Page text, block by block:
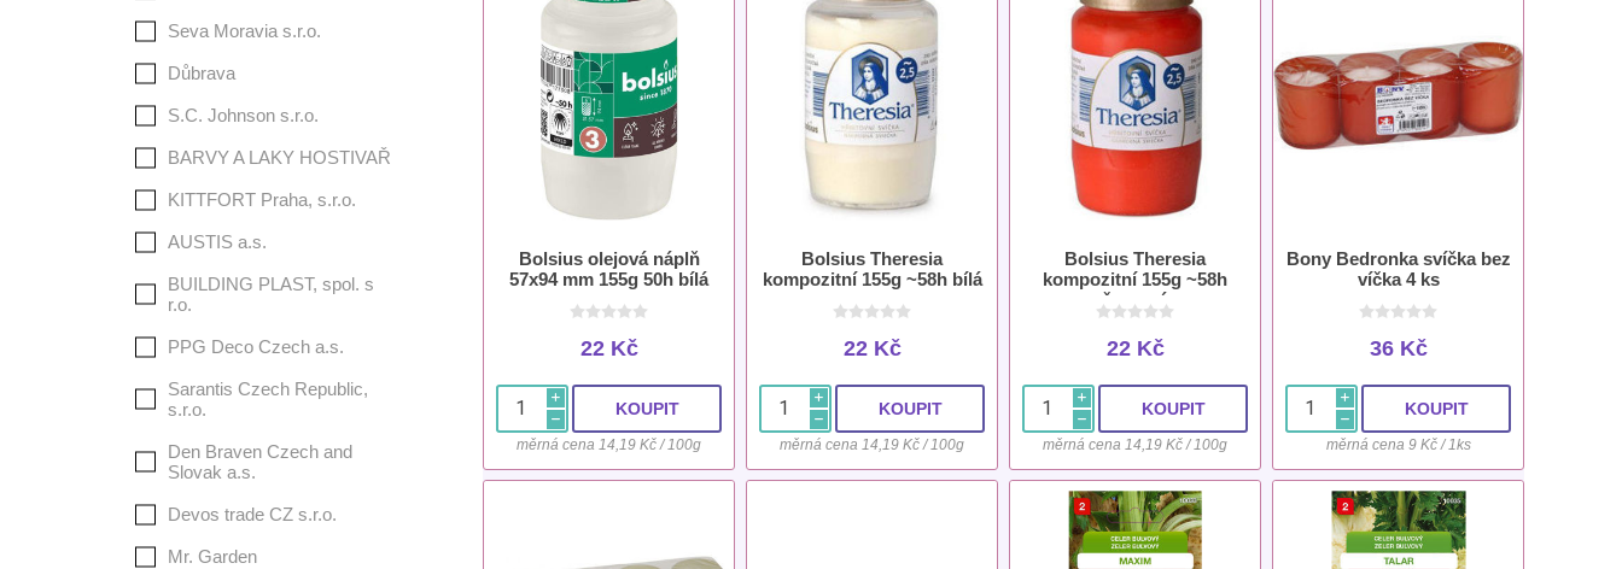
Bolsius olejová náplň
57x94 mm 155g 50h bílá
22 Kč
i
h
měrná cena 14,19 Kč / 100g
Bolsius Theresia
kompozitní 155g ~58h bílá
22 Kč
i
h
měrná cena 14,19 Kč / 100g
Bolsius Theresia
kompozitní 155g ~58h
červená
22 Kč
i
h
měrná cena 14,19 Kč / 100g
Bony Bedronka svíčka bez
víčka 4 ks
36 Kč
i
h
měrná cena 9 Kč / 1ks
Seva Moravia s.r.o.
Důbrava
S.C. Johnson s.r.o.
BARVY A LAKY HOSTIVAŘ
KITTFORT Praha, s.r.o.
AUSTIS a.s.
BUILDING PLAST, spol. s
r.o.
PPG Deco Czech a.s.
Sarantis Czech Republic,
s.r.o.
Den Braven Czech and
Slovak a.s.
Devos trade CZ s.r.o.
Mr. Garden